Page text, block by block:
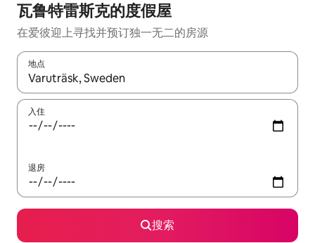
瓦鲁特雷斯克的度假屋
在爱彼迎上寻找并预订独一无二的房源
地点
如有搜索结果，请使用上下方向键查看，或通过点击或滑动手势
入住
退房
搜索